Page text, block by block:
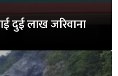
दुई लाख जरिवाना